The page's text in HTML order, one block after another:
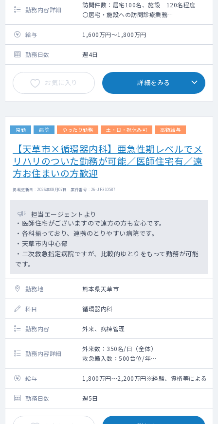
勤務内容詳細
訪問件数：居宅100名、施設 120名程度
〇居宅・施設への訪問診療業務
〇居宅100名、施設120名程度です
〇看護師の同行有（入職当初は院長との同行
がございます）
〇オンコール有（平日週1回、土日月1回）
給与 1,600万円～1,800万円
勤務日数 週4日
お気に入り 詳細をみる
常勤 病院 ゆったり勤務 土・日・祝休み可 高額給与
【天草市×循環器内科】亜急性期レベルでメ
リハリのついた勤務が可能／医師住宅有／遠
方お住まいの方歓迎
掲載更新日 : 2026年08月07日 案件番号 : 26-JF310587
担当エージェントより
・医師住宅がございますので遠方の方も安心です。
・各科揃っており、連携のとりやすい病院です。
・天草市内中心部
・二次救急指定病院ですが、比較的ゆとりをもって勤務が可能
です。
勤務地 熊本県天草市
科目 循環器内科
勤務内容 外来、病棟管理
勤務内容詳細
外来数：350名/日（全体）
救急搬入数：500台位/年
〇外来・病棟の対応をお願いいたします。
〇各科揃っており、連携がスムーズです。
〇カテーテルの対応はございません。
〇○救急車は年間500台程度
給与 1,800万円～2,200万円※経験、資格等による
勤務日数 週5日